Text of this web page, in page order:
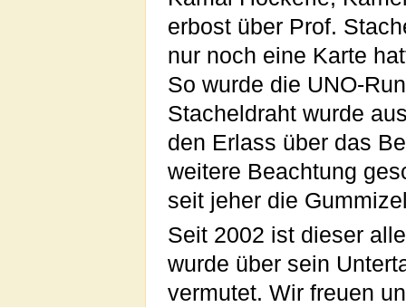
erbost über Prof.
nur noch eine Karte
So wurde die UNO-
Stacheldraht wurde
den Erlass über das
weitere Beachtung
seit jeher die
Seit 2002 ist dieser
wurde über sein
vermutet. Wir freuen